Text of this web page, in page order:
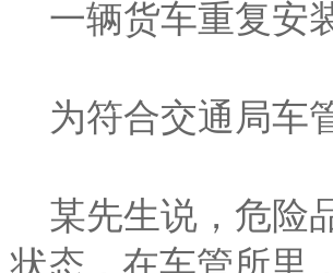
一辆货车重复安
为符合交通局车
某先生说，危险